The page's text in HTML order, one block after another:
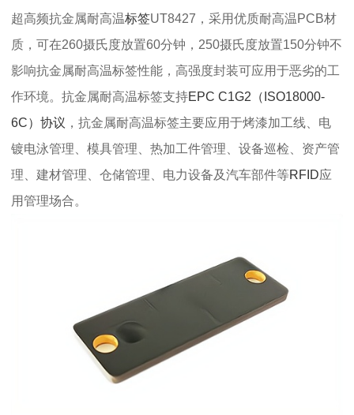
超高频抗金属耐高温标签UT8427，采用优质耐高温PCB材
质，可在260摄氏度放置60分钟，250摄氏度放置150分钟不
影响抗金属耐高温标签性能，高强度封装可应用于恶劣的工
作环境。 抗金属耐高温标签支持EPC C1G2（ISO18000-
6C）协议 ， 抗金属耐高温标签主要应用于烤漆加工线、电
镀电泳管理、模具管理、热加工件管理、设备巡检、资产管
理、建材管理、仓储管理、电力设备及汽车部件等RFID应
用管理场合。